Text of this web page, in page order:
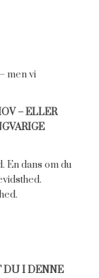
men vi
– ELLER
En dans om du
DU I DENNE